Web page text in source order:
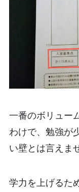
一番のボリュー
わけで、勉強が
い壁とは言えま
学力を上げるた